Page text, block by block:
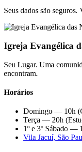
Seus dados são seguros.
Igreja Evangélica
Seu Lugar. Uma
encontram.
Horários
Domingo — 10h
Terça — 20h
1º e 3º Sábado
Vila Jacuí, São